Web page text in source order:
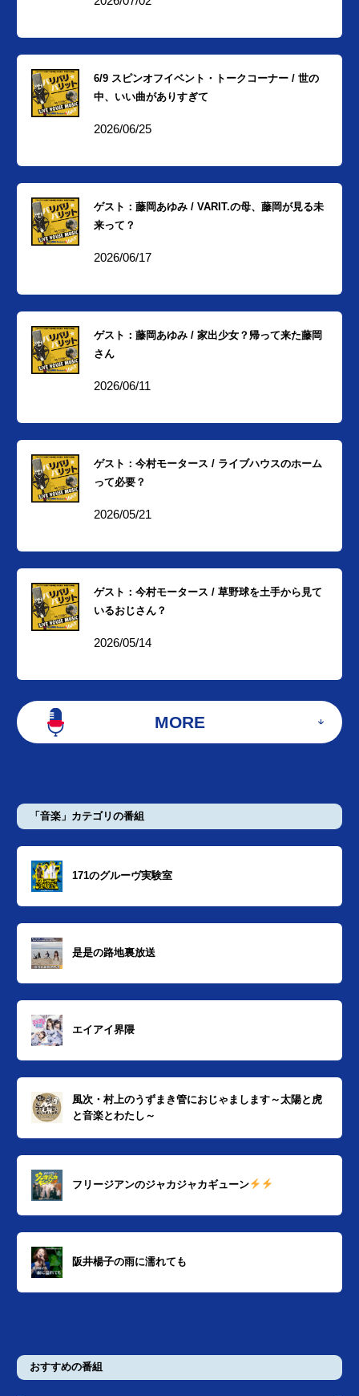
6/9 スピンオフイベント・トークコーナー / 世の
中、いい曲がありすぎて
2026/06/25
ゲスト：藤岡あゆみ / VARIT.の母、藤岡が見る未
来って？
2026/06/17
ゲスト：藤岡あゆみ / 家出少女？帰って来た藤岡
さん
2026/06/11
ゲスト：今村モータース / ライブハウスのホーム
って必要？
2026/05/21
ゲスト：今村モータース / 草野球を土手から見て
いるおじさん？
2026/05/14
MORE
「音楽」カテゴリの番組
171のグルーヴ実験室
是是の路地裏放送
エイアイ界隈
風次・村上のうずまき管におじゃまします～太陽と虎
と音楽とわたし～
フリージアンのジャカジャカギューン
阪井楊子の雨に濡れても
おすすめの番組